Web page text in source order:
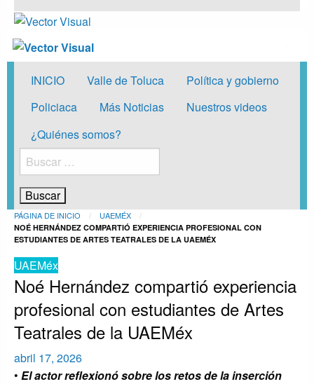
Vector Visual
Noticias y Producción Audiovisual
Vector Visual
Noticias y Producción Audiovisual
INICIO
Valle de Toluca
Política y gobierno
Policiaca
Más Noticias
Nuestros videos
¿Quiénes somos?
Buscar:
PÁGINA DE INICIO UAEMÉX
NOÉ HERNÁNDEZ COMPARTIÓ EXPERIENCIA PROFESIONAL CON
ESTUDIANTES DE ARTES TEATRALES DE LA UAEMÉX
UAEMéx
Noé Hernández compartió experiencia
profesional con estudiantes de Artes
Teatrales de la UAEMéx
Publicado
el
abril 17, 2026
• El actor reflexionó sobre los retos de la inserción